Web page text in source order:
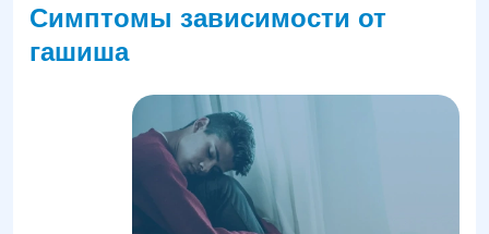
Симптомы зависимости от
гашиша